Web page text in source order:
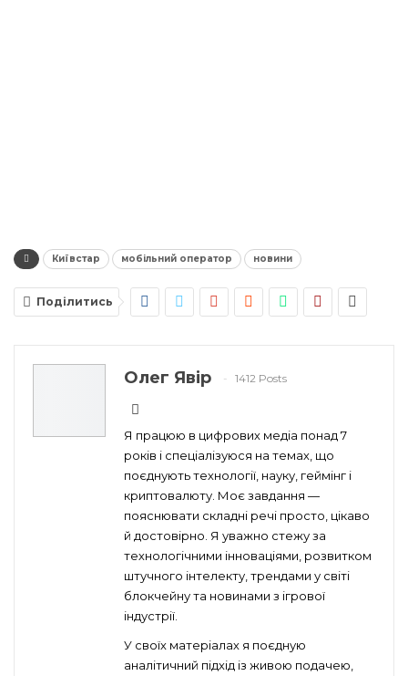
Київстар мобільний оператор новини
Поділитись
Олег Явір 1412 Posts
Я працюю в цифрових медіа понад 7
років і спеціалізуюся на темах, що
поєднують технології, науку, геймінг і
криптовалюту. Моє завдання —
пояснювати складні речі просто, цікаво
й достовірно. Я уважно стежу за
технологічними інноваціями, розвитком
штучного інтелекту, трендами у світі
блокчейну та новинами з ігрової
індустрії.
У своїх матеріалах я поєдную
аналітичний підхід із живою подачею,